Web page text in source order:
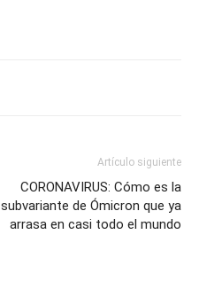
Artículo siguiente
CORONAVIRUS: Cómo es la
subvariante de Ómicron que ya
arrasa en casi todo el mundo